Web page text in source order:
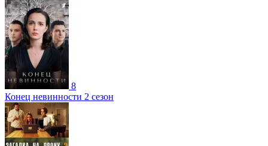
8
Конец невинности 2 сезон